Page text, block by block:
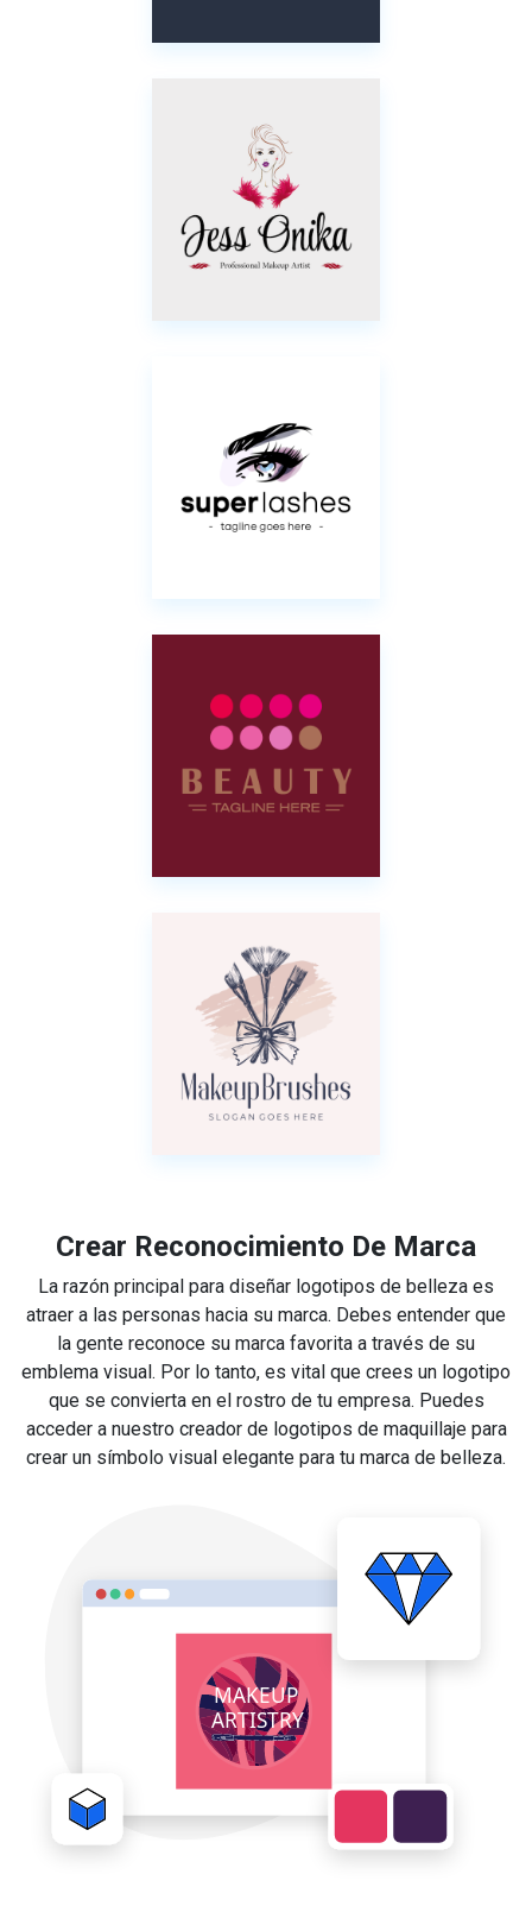
Crear Reconocimiento De Marca
La razón principal para diseñar logotipos de belleza es
atraer a las personas hacia su marca. Debes entender que
la gente reconoce su marca favorita a través de su
emblema visual. Por lo tanto, es vital que crees un logotipo
que se convierta en el rostro de tu empresa. Puedes
acceder a nuestro creador de logotipos de maquillaje para
crear un símbolo visual elegante para tu marca de belleza.